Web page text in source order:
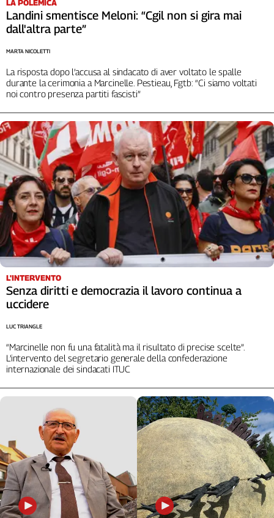
Liguria
Lombardia
Marche
Piemonte
Puglia
Sardegna
Sicilia
Toscana
Trentino
Umbria
Valle
D'Aosta
Veneto
Archivio
Storico
1955-
2014
Cerca
Contatti
La
Newsletter
Social
LA POLEMICA
Landini smentisce Meloni: “Cgil non si gira mai
dall'altra parte”
La risposta dopo l’accusa al sindacato di aver voltato le spalle
durante la cerimonia a Marcinelle. Pestieau, Fgtb: “Ci siamo voltati
noi contro presenza partiti fascisti”
MARTA NICOLETTI
L'INTERVENTO
Senza diritti e democrazia il lavoro continua a
uccidere
“Marcinelle non fu una fatalità ma il risultato di precise scelte”.
L’intervento del segretario generale della confederazione
internazionale dei sindacati ITUC
LUC TRIANGLE